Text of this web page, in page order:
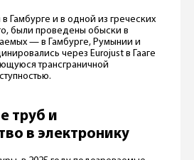
Гамбурге и в одной из греческих
были проведены обыски в
— в Гамбурге, Румынии и
через Eurojust в Гааге
трансграничной
труб и
в электронику